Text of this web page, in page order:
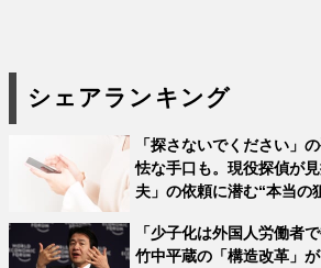
シェアランキング
「探さないでください」
怯な手口も。現役探偵が
夫」の依頼に潜む“本当の
「少子化は外国人労働者
竹中平蔵の「構造改革」